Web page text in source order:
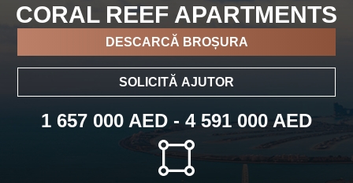
CORAL REEF APARTMENTS
DESCARCĂ BROȘURA
SOLICITĂ AJUTOR
1 657 000 AED - 4 591 000 AED